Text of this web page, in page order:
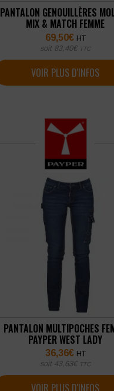
PANTALON GENOUILLÈRES
MIX & MATCH FEMME
69,50€ HT
soit 83,40€ TTC
VOIR PLUS D'INFOS
PANTALON MULTIPOCHES
PAYPER WEST LADY
36,36€ HT
soit 43,63€ TTC